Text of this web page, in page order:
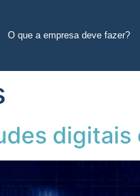
O que a empresa deve fazer?